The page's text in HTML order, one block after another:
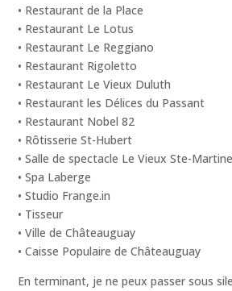
• Restaurant de la Place
• Restaurant Le Lotus
• Restaurant Le Reggiano
• Restaurant Rigoletto
• Restaurant Le Vieux Duluth
• Restaurant les Délices du Passant
• Restaurant Nobel 82
• Rôtisserie St-Hubert
• Salle de spectacle Le Vieux Ste-Martine
• Spa Laberge
• Studio Frange.in
• Tisseur
• Ville de Châteauguay
• Caisse Populaire de Châteauguay
En terminant, je ne peux passer sous